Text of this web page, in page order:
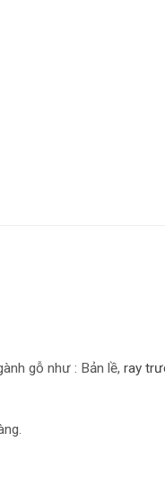
gỗ như : Bản lề, ray